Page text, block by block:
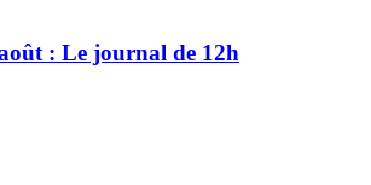
: Le journal de 12h